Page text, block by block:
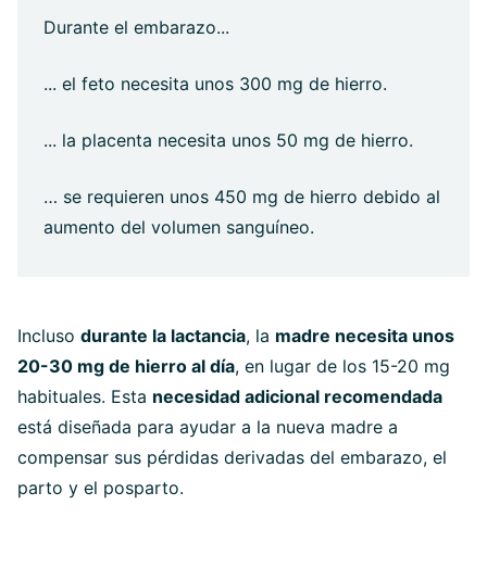
Durante el embarazo...
... el feto necesita unos 300 mg de hierro.
... la placenta necesita unos 50 mg de hierro.
… se requieren unos 450 mg de hierro debido al
aumento del volumen sanguíneo.
Incluso durante la lactancia, la madre necesita unos
20-30 mg de hierro al día, en lugar de los 15-20 mg
habituales. Esta necesidad adicional recomendada
está diseñada para ayudar a la nueva madre a
compensar sus pérdidas derivadas del embarazo, el
parto y el posparto.